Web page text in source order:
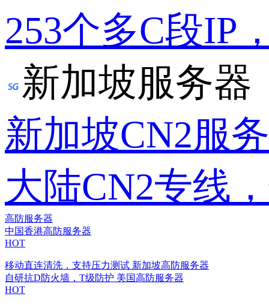
253个多C段IP
新加坡服务器
新加坡CN2服
大陆CN2专线
高防服务器
中国香港高防服务器
HOT
移动直连清洗，支持压力测试 新加坡高防服务器
自研抗D防火墙，T级防护 美国高防服务器
HOT